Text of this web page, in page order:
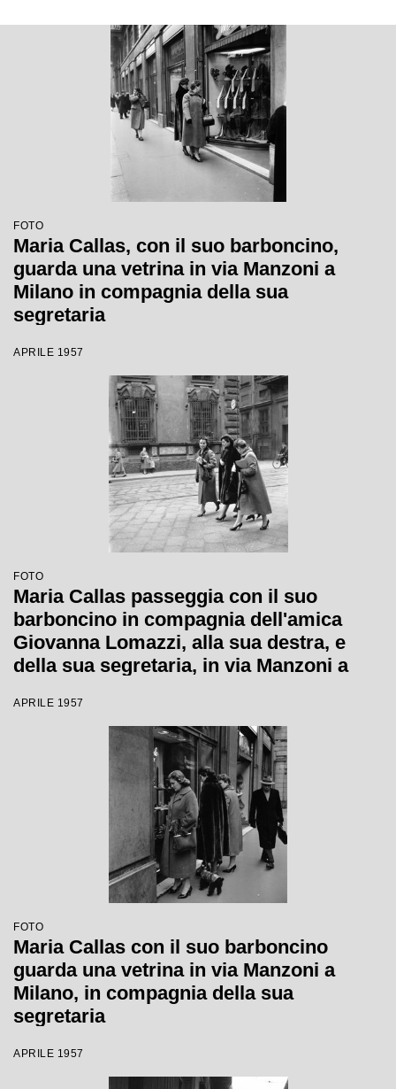
FOTO
Maria Callas, con il suo barboncino,
guarda una vetrina in via Manzoni a
Milano in compagnia della sua
segretaria
APRILE 1957
FOTO
Maria Callas passeggia con il suo
barboncino in compagnia dell'amica
Giovanna Lomazzi, alla sua destra, e
della sua segretaria, in via Manzoni a
APRILE 1957
FOTO
Maria Callas con il suo barboncino
guarda una vetrina in via Manzoni a
Milano, in compagnia della sua
segretaria
APRILE 1957